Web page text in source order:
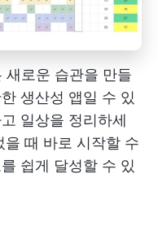
새로운 습관을 만들
생산성 앱일 수 있
일상을 정리하세
때 바로 시작할 수
쉽게 달성할 수 있